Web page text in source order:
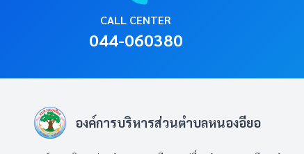
CALL CENTER
044-060380
องค์การบริหารส่วนตำบลหนองอียอ